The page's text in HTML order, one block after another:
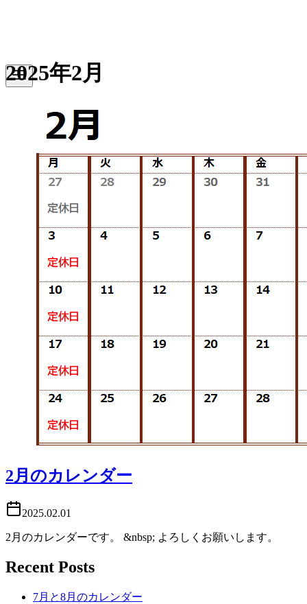
2025年2月
2月のカレンダー
2025.02.01
2月のカレンダーです。 &nbsp; よろしくお願いします。
Recent Posts
7月と8月のカレンダー